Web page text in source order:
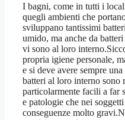
I bagni, come in tutti i
quegli ambienti che
sviluppano tantissimi
umido, ma anche da
vi sono al loro
propria igiene personale,
e si deve avere sempre
batteri al loro interno sono
particolarmente facili a far
e patologie che nei
conseguenze molto